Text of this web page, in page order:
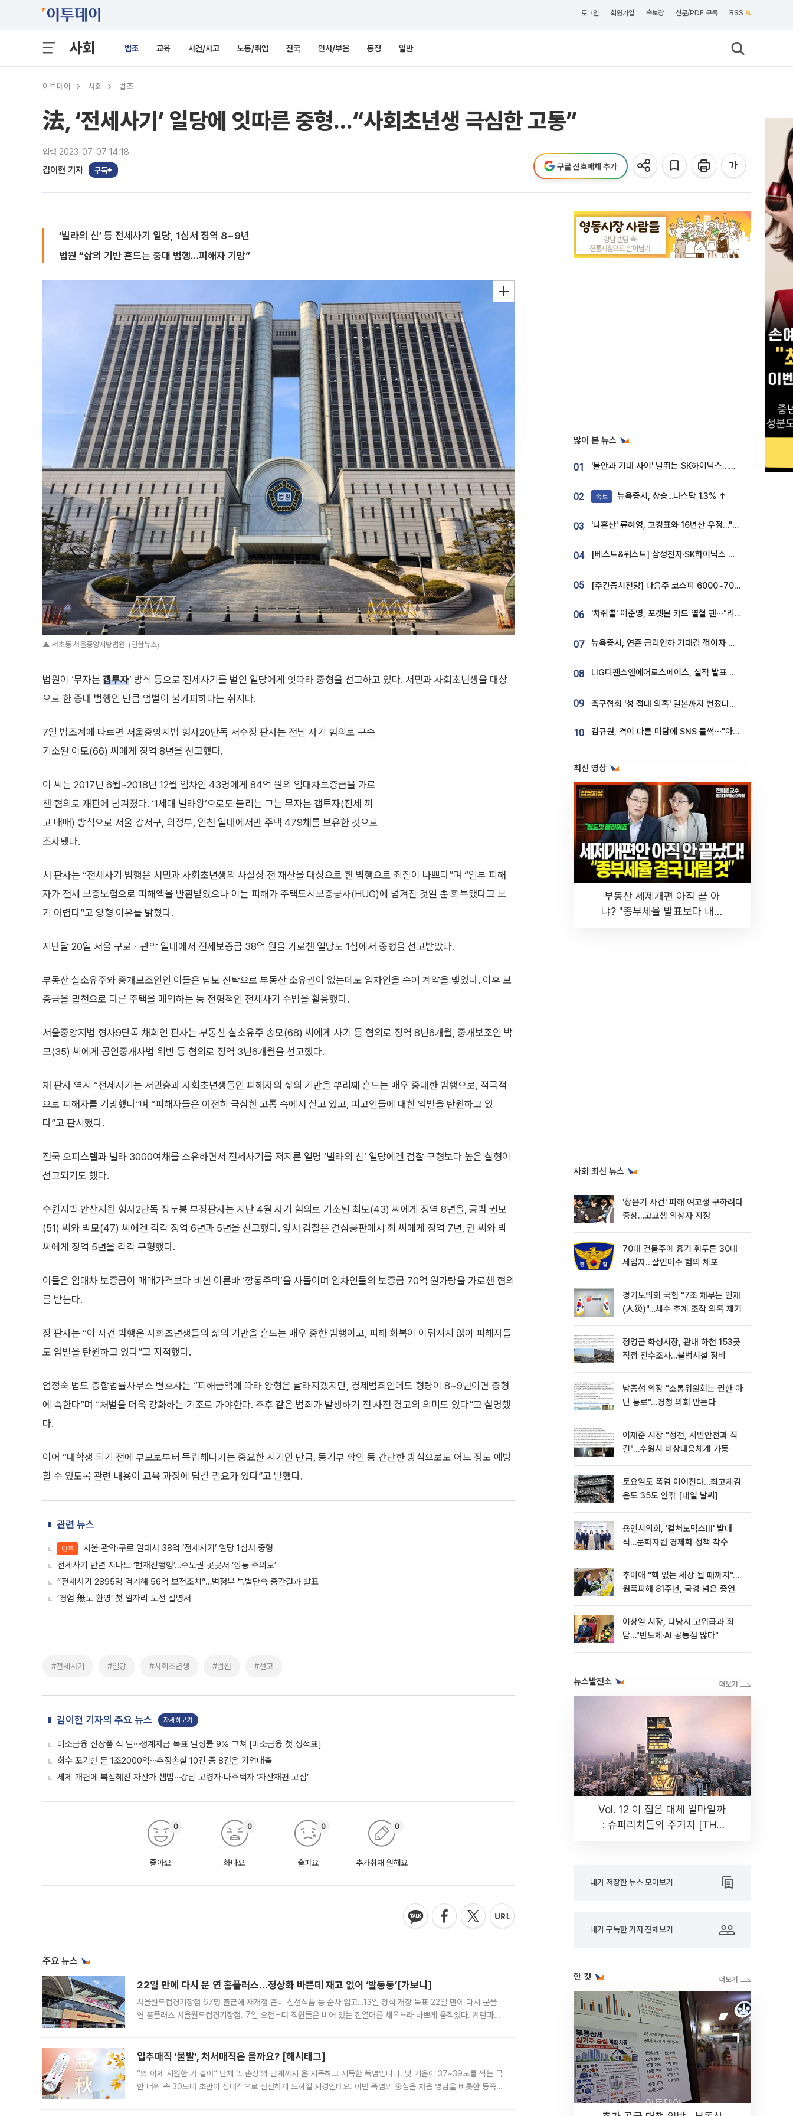
로그인 회원가입 속보창 신문/PDF 구독 RSS
사회 법조 교육 사건/사고 노동/취업 전국 인사/부음 동정 일반
이투데이 사회 법조
法, ‘전세사기’ 일당에 잇따른 중형…“사회초년생 극심한 고통”
입력 2023-07-07 14:18
김이현 기자 구독 구글 선호매체 추가
‘빌라의 신’ 등 전세사기 일당, 1심서 징역 8~9년
법원 “삶의 기반 흔드는 중대 범행…피해자 기망”
▲ 서초동 서울중앙지방법원. (연합뉴스)
법원이 ‘무자본 갭투자’ 방식 등으로 전세사기를 벌인 일당에게 잇따라 중형을 선고하고 있다. 서민과 사회초년생을 대상
으로 한 중대 범행인 만큼 엄벌이 불가피하다는 취지다.
7일 법조계에 따르면 서울중앙지법 형사20단독 서수정 판사는 전날 사기 혐의로 구속
기소된 이모(66) 씨에게 징역 8년을 선고했다.
이 씨는 2017년 6월~2018년 12월 임차인 43명에게 84억 원의 임대차보증금을 가로
챈 혐의로 재판에 넘겨졌다. ‘1세대 빌라왕’으로도 불리는 그는 무자본 갭투자(전세 끼
고 매매) 방식으로 서울 강서구, 의정부, 인천 일대에서만 주택 479채를 보유한 것으로
조사됐다.
서 판사는 “전세사기 범행은 서민과 사회초년생의 사실상 전 재산을 대상으로 한 범행으로 죄질이 나쁘다”며 “일부 피해
자가 전세 보증보험으로 피해액을 반환받았으나 이는 피해가 주택도시보증공사(HUG)에 넘겨진 것일 뿐 회복됐다고 보
기 어렵다”고 양형 이유를 밝혔다.
지난달 20일 서울 구로ㆍ관악 일대에서 전세보증금 38억 원을 가로챈 일당도 1심에서 중형을 선고받았다.
부동산 실소유주와 중개보조인인 이들은 담보 신탁으로 부동산 소유권이 없는데도 임차인을 속여 계약을 맺었다. 이후 보
증금을 밑천으로 다른 주택을 매입하는 등 전형적인 전세사기 수법을 활용했다.
서울중앙지법 형사9단독 채희인 판사는 부동산 실소유주 송모(68) 씨에게 사기 등 혐의로 징역 8년6개월, 중개보조인 박
모(35) 씨에게 공인중개사법 위반 등 혐의로 징역 3년6개월을 선고했다.
채 판사 역시 “전세사기는 서민층과 사회초년생들인 피해자의 삶의 기반을 뿌리째 흔드는 매우 중대한 범행으로, 적극적
으로 피해자를 기망했다”며 “피해자들은 여전히 극심한 고통 속에서 살고 있고, 피고인들에 대한 엄벌을 탄원하고 있
다”고 판시했다.
전국 오피스텔과 빌라 3000여채를 소유하면서 전세사기를 저지른 일명 ‘빌라의 신’ 일당에겐 검찰 구형보다 높은 실형이
선고되기도 했다.
수원지법 안산지원 형사2단독 장두봉 부장판사는 지난 4월 사기 혐의로 기소된 최모(43) 씨에게 징역 8년을, 공범 권모
(51) 씨와 박모(47) 씨에겐 각각 징역 6년과 5년을 선고했다. 앞서 검찰은 결심공판에서 최 씨에게 징역 7년, 권 씨와 박
씨에게 징역 5년을 각각 구형했다.
이들은 임대차 보증금이 매매가격보다 비싼 이른바 ‘깡통주택’을 사들이며 임차인들의 보증금 70억 원가량을 가로챈 혐의
를 받는다.
장 판사는 “이 사건 범행은 사회초년생들의 삶의 기반을 흔드는 매우 중한 범행이고, 피해 회복이 이뤄지지 않아 피해자들
도 엄벌을 탄원하고 있다”고 지적했다.
엄정숙 법도 종합법률사무소 변호사는 “피해금액에 따라 양형은 달라지겠지만, 경제범죄인데도 형량이 8~9년이면 중형
에 속한다”며 “처벌을 더욱 강화하는 기조로 가야한다. 추후 같은 범죄가 발생하기 전 사전 경고의 의미도 있다”고 설명했
다.
이어 “대학생 되기 전에 부모로부터 독립해나가는 중요한 시기인 만큼, 등기부 확인 등 간단한 방식으로도 어느 정도 예방
할 수 있도록 관련 내용이 교육 과정에 담길 필요가 있다”고 말했다.
관련 뉴스
단독
서울 관악·구로 일대서 38억 ‘전세사기’ 일당 1심서 중형
전세사기 반년 지나도 ‘현재진행형’…수도권 곳곳서 ‘깡통 주의보’
“전세사기 2895명 검거해 56억 보전조치”…범정부 특별단속 중간결과 발표
‘경험 無도 환영’ 첫 일자리 도전 설명서
#전세사기 #일당 #사회초년생 #법원 #선고
김이현 기자의 주요 뉴스 자세히보기
미소금융 신상품 석 달⋯생계자금 목표 달성률 9% 그쳐 [미소금융 첫 성적표]
회수 포기한 돈 1조2000억⋯추정손실 10건 중 8건은 기업대출
세제 개편에 복잡해진 자산가 셈법⋯강남 고령자·다주택자 ‘자산재편 고심’
좋아요
0
화나요
0
슬퍼요
0
추가취재 원해요
0
주요 뉴스
22일 만에 다시 문 연 홈플러스…정상화 바쁜데 재고 없어 ‘발동동’[가보니]
서울월드컵경기장점 67명 출근해 재개점 준비 신선식품 등 순차 입고…13일 정식 개장 목표 22일 만에 다시 문을
연 홈플러스 서울월드컵경기장점. 7일 오전부터 직원들은 비어 있는 진열대를 채우느라 바쁘게 움직였다. 계란과
입추매직 '불발', 처서매직은 올까요? [해시태그]
“와 이제 시원한 거 같아” 단체 ‘뇌손상’의 단계까지 온 지독하고 지독한 폭염입니다. 낮 기온이 37~39도를 찍는 극
한 더위 속 30도대 초반이 상대적으로 선선하게 느껴질 지경인데요. 이번 폭염의 중심은 처음 영남을 비롯한 동쪽
많이 본 뉴스
01 '불안과 기대 사이' 널뛰는 SK하이닉스…증권가 "HBM4·LTA 기반 펀터멘털 견고"
02 속보 뉴욕증시, 상승...나스닥 1.3% ↑
03 '나혼산' 류혜영, 고경표와 16년산 우정…"자취방서 부모님과 마주쳐"
04 [베스트&워스트] 삼성전자·SK하이닉스 밀린 한 주…상상인증권은 85% 급등
05 [주간증시전망] 다음주 코스피 6000~7000⋯“外人 수급은 정책이 변수”
06 '차쥐뿔' 이준영, 포켓몬 카드 열혈 팬⋯"리셀러 처단할 것"
07 뉴욕증시, 연준 금리인하 기대감 꺾이자 상승...S&P500 사상 최고치 [종합]
08 LIG디펜스앤에어로스페이스, 실적 발표 후 급락→반등⋯증권가 “28년까지 튼튼”
09 축구협회 '성 접대 의혹' 일본까지 번졌다…日 심판 실명 공개
10 김규원, 격이 다른 미담에 SNS 들썩⋯"아이 속옷 빨고 졸업식도 참석"
최신 영상
부동산 세제개편 아직 끝 아
냐? "종부세율 발표보다 내릴
사회 최신 뉴스
'장윤기 사건' 피해 여고생 구하려다
중상…고교생 의상자 지정
70대 건물주에 흉기 휘두른 30대
세입자…살인미수 혐의 체포
경기도의회 국힘 "7조 채무는 인재
(人災)"…세수 추계 조작 의혹 제기
정명근 화성시장, 관내 하천 153곳
직접 전수조사…불법시설 정비
남종섭 의장 "소통위원회는 권한 아
닌 통로"…경청 의회 만든다
이재준 시장 "정전, 시민안전과 직
결"…수원시 비상대응체계 가동
토요일도 폭염 이어진다…최고체감
온도 35도 안팎 [내일 날씨]
용인시의회, '컬처노믹스Ⅲ' 발대
식…문화자원 경제화 정책 착수
추미애 "핵 없는 세상 될 때까지"…
원폭피해 81주년, 국경 넘은 증언
이상일 시장, 다낭시 고위급과 회
담…"반도체·AI 공통점 많다"
뉴스발전소
Vol. 12 이 집은 대체 얼마일까
: 슈퍼리치들의 주거지 [THE
내가 저장한 뉴스 모아보기
내가 구독한 기자 전체보기
한 컷